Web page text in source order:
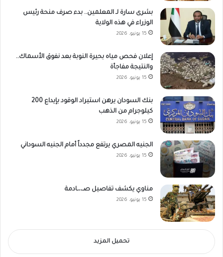
بشرى سارة لـ المعلمين.. بدء صرف منحة رئيس
الوزراء في هذه الولاية
15 يونيو، 2026
إعلان فحص مياه بحيرة النوبة بعد نفوق الأسماك..
والنتيجة مفاجأة
15 يونيو، 2026
بنك السودان يرهن استيراد الوقود بإيداع 200
كيلوجرام من الذهب
15 يونيو، 2026
الجنيه المصري يرتفع مجدداً أمام الجنيه السوداني
15 يونيو، 2026
مناوي يكشف تفاصيل صـ،،ـادمة
15 يونيو، 2026
تحميل المزيد